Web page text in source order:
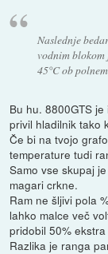
Naslednje
vodnim
45°C ob
Bu hu. 8800GTS
privil hladilnik tako
Če bi na tvojo
temperature tudi
Samo vse skupaj
magari crkne.
Ram ne šljivi pola
lahko malce več
pridobil 50%
Razlika je ranga